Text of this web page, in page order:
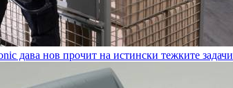
дава нов прочит на истински тежките задачи